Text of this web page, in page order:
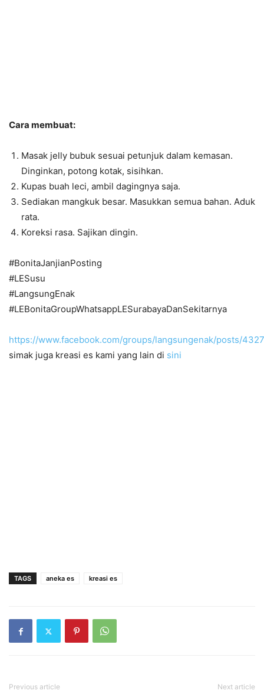
Cara membuat:
Masak jelly bubuk sesuai petunjuk dalam kemasan.
Dinginkan, potong kotak, sisihkan.
Kupas buah leci, ambil dagingnya saja.
Sediakan mangkuk besar. Masukkan semua bahan. Aduk
rata.
Koreksi rasa. Sajikan dingin.
#BonitaJanjianPosting
#LESusu
#LangsungEnak
#LEBonitaGroupWhatsappLESurabayaDanSekitarnya
https://www.facebook.com/groups/langsungenak/posts/
simak juga kreasi es kami yang lain di sini
TAGS aneka es kreasi es
Previous article Next article